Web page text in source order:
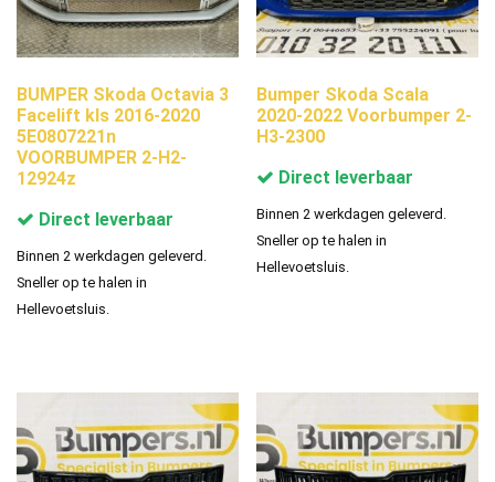
BUMPER Skoda Octavia 3
Facelift kls 2016-2020
5E0807221n
VOORBUMPER 2-H2-
12924z
Direct leverbaar
Binnen 2 werkdagen geleverd.
Sneller op te halen in
Hellevoetsluis.
Bumper Skoda Scala
2020-2022 Voorbumper 2-
H3-2300
Direct leverbaar
Binnen 2 werkdagen geleverd.
Sneller op te halen in
Hellevoetsluis.